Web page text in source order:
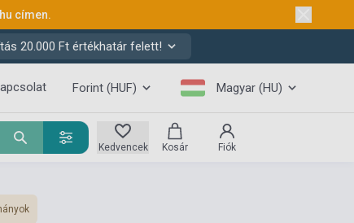
címen.
20.000 Ft értékhatár felett!
Forint (HUF) Magyar (HU)
Kedvencek Kosár Fiók